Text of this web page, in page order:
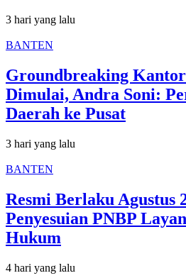
3 hari yang lalu
BANTEN
Groundbreaking
Dimulai, Andra Soni:
Daerah ke Pusat
3 hari yang lalu
BANTEN
Resmi Berlaku Agustus
Penyesuian PNBP
Hukum
4 hari yang lalu